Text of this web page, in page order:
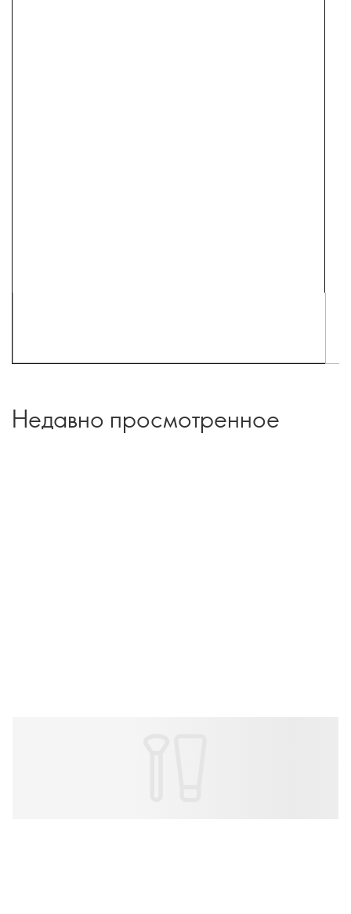
Недавно просмотренное